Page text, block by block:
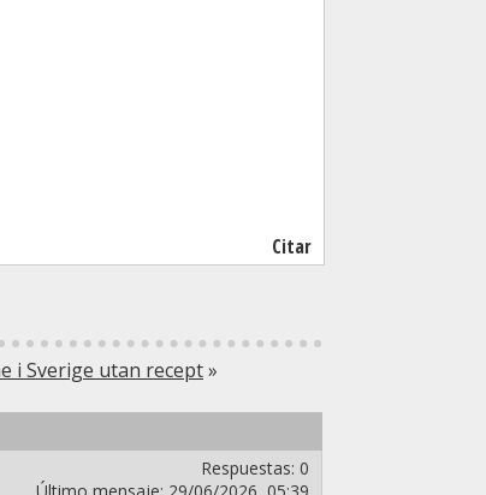
Citar
i Sverige utan recept»
Respuestas: 0
Último mensaje: 29/06/2026, 05:39